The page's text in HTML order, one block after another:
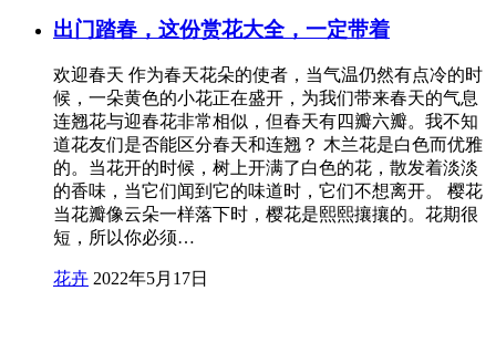
出门踏春，这份赏花大全，一定带着
欢迎春天 作为春天花朵的使者，当气温仍然有点冷的时
候，一朵黄色的小花正在盛开，为我们带来春天的气息
连翘花与迎春花非常相似，但春天有四瓣六瓣。我不知
道花友们是否能区分春天和连翘？ 木兰花是白色而优雅
的。当花开的时候，树上开满了白色的花，散发着淡淡
的香味，当它们闻到它的味道时，它们不想离开。 樱花
当花瓣像云朵一样落下时，樱花是熙熙攘攘的。花期很
短，所以你必须…
花卉 2022年5月17日